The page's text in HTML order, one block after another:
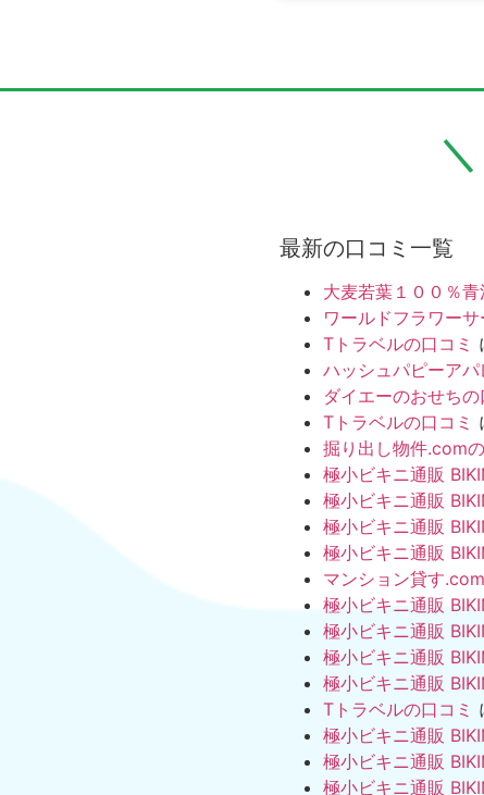
最新の口コミ一覧
大麦若葉１００％
ワールドフラワーサ
Tトラベルの口コミ
ハッシュパピーアパ
ダイエーのおせちの
Tトラベルの口コミ
掘り出し物件.com
極小ビキニ通販
極小ビキニ通販
極小ビキニ通販
極小ビキニ通販
マンション貸す
極小ビキニ通販
極小ビキニ通販
極小ビキニ通販
極小ビキニ通販
Tトラベルの口コミ
極小ビキニ通販
極小ビキニ通販
極小ビキニ通販